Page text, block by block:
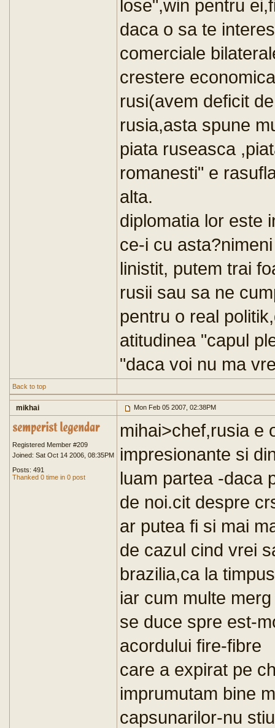
lose",win pentru
daca o sa te
comerciale
crestere
rusi(avem deficit
rusia,asta spune
piata ruseasca
romanesti" e
alta.
diplomatia lor este
ce-i cu
linistit, putem trai
rusii sau sa ne
pentru o real
atitudinea "capul
"daca voi nu ma
Back to top
mikhai Mon Feb 05 2007, 02:38PM
Registered Member #209
Joined: Sat Oct 14 2006, 08:35PM
Posts: 491
Thanked 0 time in 0 post
mihai>chef,rusia e
impresionante si
luam partea -daca
de noi.cit despre
ar putea fi si mai
de cazul cind vrei
brazilia,ca la
iar cum multe
se duce spre est-
acordului fire-fibre
care a expirat pe
imprumutam bine
capsunarilor-nu